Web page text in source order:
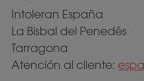
Intoleran España
La Bisbal del Penedés
Tarragona
Atención al cliente: